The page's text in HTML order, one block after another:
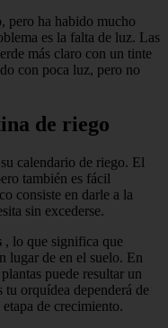
pero ha habido mucho
es la falta de luz. Las
más claro con un tinte
con poca luz, pero no
de riego
calendario de riego. El
también es fácil
consiste en darle a la
sin excederse.
, lo que significa que
lugar de en el suelo. En
puede resultar un
tu orquídea dependerá de
de crecimiento.